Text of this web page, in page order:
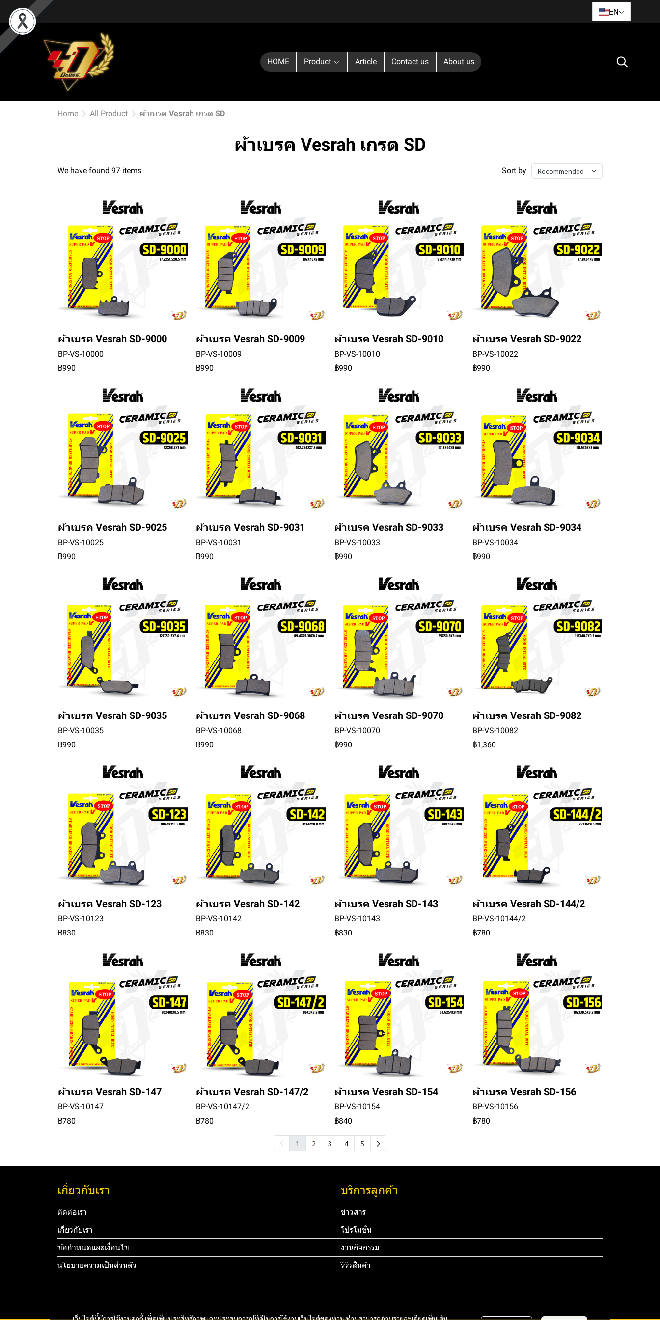
EN
HOME Product Article Contact us About us
Home All Product ผ้าเบรค Vesrah เกรด SD
ผ้าเบรค Vesrah เกรด SD
We have found 97 items Sort by Recommended
ผ้าเบรค Vesrah SD-9000
BP-VS-10000
฿990
ผ้าเบรค Vesrah SD-9009
BP-VS-10009
฿990
ผ้าเบรค Vesrah SD-9010
BP-VS-10010
฿990
ผ้าเบรค Vesrah SD-9022
BP-VS-10022
฿990
ผ้าเบรค Vesrah SD-9025
BP-VS-10025
฿990
ผ้าเบรค Vesrah SD-9031
BP-VS-10031
฿990
ผ้าเบรค Vesrah SD-9033
BP-VS-10033
฿990
ผ้าเบรค Vesrah SD-9034
BP-VS-10034
฿990
ผ้าเบรค Vesrah SD-9035
BP-VS-10035
฿990
ผ้าเบรค Vesrah SD-9068
BP-VS-10068
฿990
ผ้าเบรค Vesrah SD-9070
BP-VS-10070
฿990
ผ้าเบรค Vesrah SD-9082
BP-VS-10082
฿1,360
ผ้าเบรค Vesrah SD-123
BP-VS-10123
฿830
ผ้าเบรค Vesrah SD-142
BP-VS-10142
฿830
ผ้าเบรค Vesrah SD-143
BP-VS-10143
฿830
ผ้าเบรค Vesrah SD-144/2
BP-VS-10144/2
฿780
ผ้าเบรค Vesrah SD-147
BP-VS-10147
฿780
ผ้าเบรค Vesrah SD-147/2
BP-VS-10147/2
฿780
ผ้าเบรค Vesrah SD-154
BP-VS-10154
฿840
ผ้าเบรค Vesrah SD-156
BP-VS-10156
฿780
1 2 3 4 5
เว็บไซต์นี้มีการใช้งานคุกกี้ เพื่อเพิ่มประสิทธิภาพและประสบการณ์ที่ดีในการใช้งานเว็บไซต์ของท่าน ท่านสามารถอ่านรายละเอียดเพิ่มเติม
เกี่ยวกับเรา
ติดต่อเรา
เกี่ยวกับเรา
ข้อกำหนดและเงื่อนไข
นโยบายความเป็นส่วนตัว
บริการลูกค้า
ข่าวสาร
โปรโมชั่น
งานกิจกรรม
รีวิวสินค้า